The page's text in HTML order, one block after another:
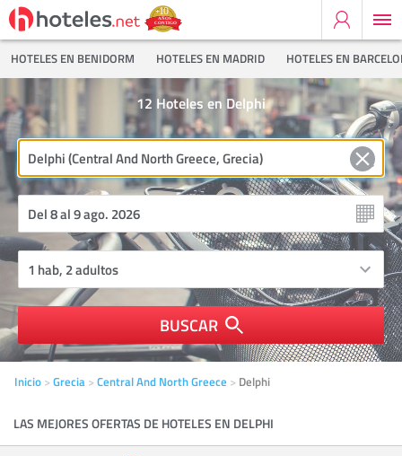
HOTELES EN BENIDORM HOTELES EN MADRID HOTELES EN
Hoteles en Delphi
12
BUSCAR
Inicio Grecia Central And North Greece Delphi
LAS MEJORES OFERTAS DE HOTELES EN DELPHI